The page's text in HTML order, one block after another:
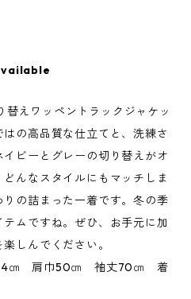
替えワッペントラックジャケッ
の高品質な仕立てと、洗練さ
ビーとグレーの切り替えがオ
んなスタイルにもマッチしま
の詰まった一着です。冬の季
ムですね。ぜひ、お手元に加
しんでください。
㎝ 肩巾50㎝ 袖丈70㎝ 着